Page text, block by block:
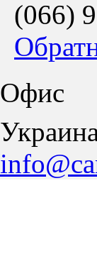
(066)
Офис